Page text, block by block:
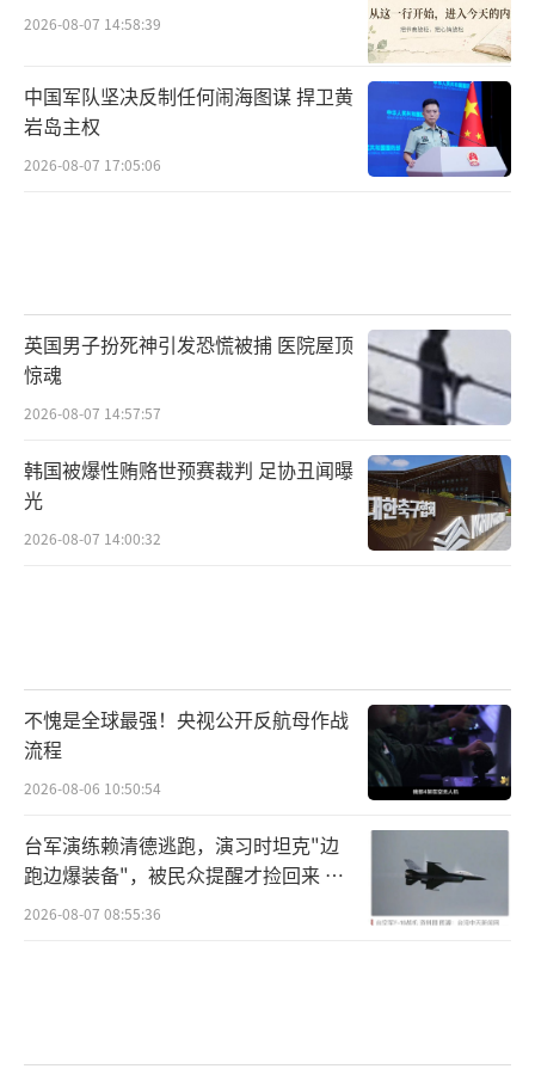
2026-08-07 14:58:39
中国军队坚决反制任何闹海图谋 捍卫黄
岩岛主权
2026-08-07 17:05:06
英国男子扮死神引发恐慌被捕 医院屋顶
惊魂
2026-08-07 14:57:57
韩国被爆性贿赂世预赛裁判 足协丑闻曝
光
2026-08-07 14:00:32
不愧是全球最强！央视公开反航母作战
流程
2026-08-06 10:50:54
台军演练赖清德逃跑，演习时坦克"边
跑边爆装备"，被民众提醒才捡回来 演
习状况频出引发关注
2026-08-07 08:55:36